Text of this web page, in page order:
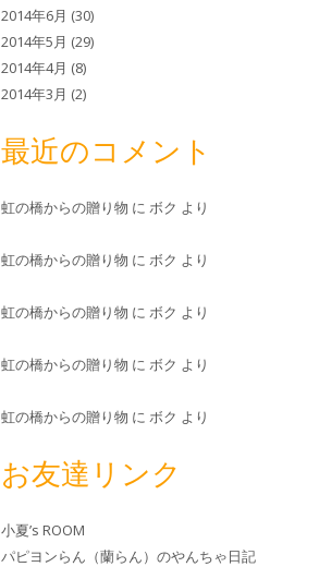
2014年6月 (30)
2014年5月 (29)
2014年4月 (8)
2014年3月 (2)
最近のコメント
虹の橋からの贈り物 にボク より
虹の橋からの贈り物 にボク より
虹の橋からの贈り物 にボク より
虹の橋からの贈り物 にボク より
虹の橋からの贈り物 にボク より
お友達リンク
小夏’s ROOM
パピヨンらん（蘭らん）のやんちゃ日記